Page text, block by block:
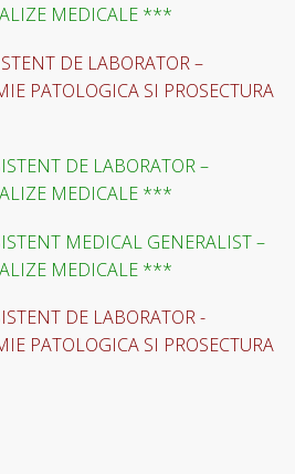
MEDICALE ***
DE LABORATOR –
PATOLOGICA SI PROSECTURA
DE LABORATOR –
MEDICALE ***
MEDICAL GENERALIST –
MEDICALE ***
DE LABORATOR -
PATOLOGICA SI PROSECTURA